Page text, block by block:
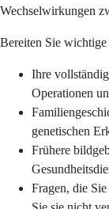
Wechselwirkungen
Bereiten Sie
Ihre
Operationen
genetischen
Frühere
Fragen, die